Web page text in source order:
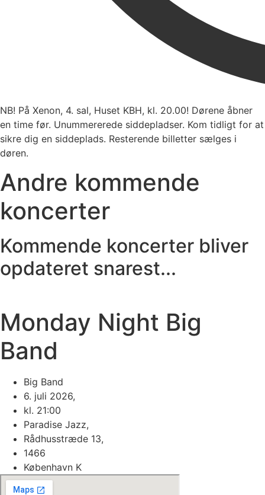
NB! På Xenon, 4. sal, Huset KBH, kl. 20.00! Dørene åbner
en time før. Unummererede siddepladser. Kom tidligt for at
sikre dig en siddeplads. Resterende billetter sælges i
døren.
Andre kommende
koncerter
Kommende koncerter bliver
opdateret snarest...
Monday Night Big
Band
Big Band
6. juli 2026,
kl. 21:00
Paradise Jazz,
Rådhusstræde 13,
1466
København K